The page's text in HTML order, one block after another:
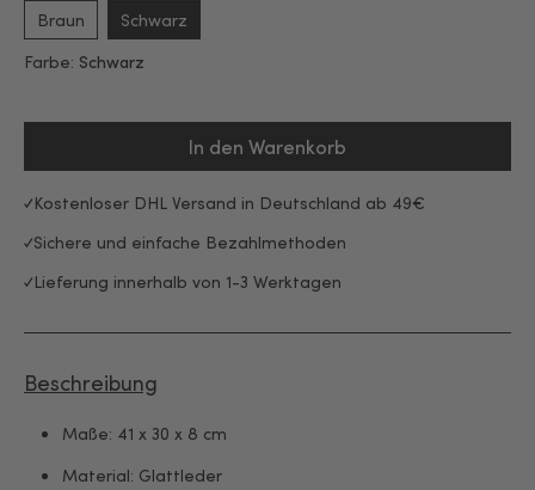
Braun
Schwarz
Farbe: Schwarz
In den Warenkorb
Kostenloser DHL Versand in Deutschland ab 49€
Sichere und einfache Bezahlmethoden
Lieferung innerhalb von 1-3 Werktagen
Beschreibung
Maße: 41 x 30 x 8 cm
Material: Glattleder